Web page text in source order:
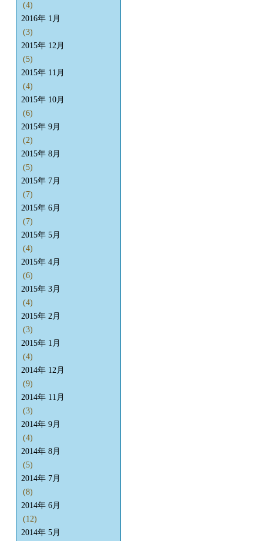
(4)
2016年 1月
(3)
2015年 12月
(5)
2015年 11月
(4)
2015年 10月
(6)
2015年 9月
(2)
2015年 8月
(5)
2015年 7月
(7)
2015年 6月
(7)
2015年 5月
(4)
2015年 4月
(6)
2015年 3月
(4)
2015年 2月
(3)
2015年 1月
(4)
2014年 12月
(9)
2014年 11月
(3)
2014年 9月
(4)
2014年 8月
(5)
2014年 7月
(8)
2014年 6月
(12)
2014年 5月